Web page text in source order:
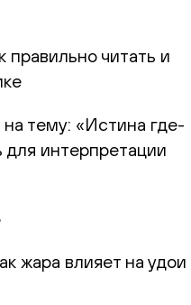
правильно читать и
тему: «Истина где-
для интерпретации
жара влияет на удои